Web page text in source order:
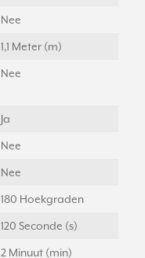
Nee
1,1 Meter (m)
Nee
Ja
Nee
Nee
180 Hoekgraden
120 Seconde (s)
2 Minuut (min)